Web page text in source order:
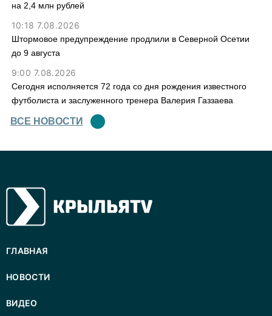
на 2,4 млн рублей
10:18 7.08.2026
Штормовое предупреждение продлили в Северной Осетии
до 9 августа
9:00 7.08.2026
Сегодня исполняется 72 года со дня рождения известного
футболиста и заслуженного тренера Валерия Газзаева
ВСЕ НОВОСТИ
ГЛАВНАЯ
НОВОСТИ
ВИДЕО